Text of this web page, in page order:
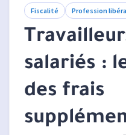
Fiscalité Profession
salariés :
des frais